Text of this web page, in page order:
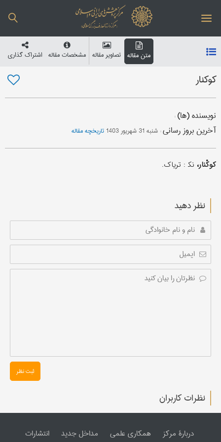
متن مقاله تصاویر مقاله مشخصات مقاله اشتراک گذاری
کوکنار
نویسنده (ها):
آخرین بروز رسانی: شنبه 31 شهریور 1403 تاریخچه مقاله
کوکْنار، نک‍ : تریاک.
نظر دهید
ثبت نظر
نظرات کاربران
دربارۀ مرکز همکاری علمی مداخل جدید انتشارات